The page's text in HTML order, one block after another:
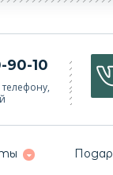
90-10
телефону,